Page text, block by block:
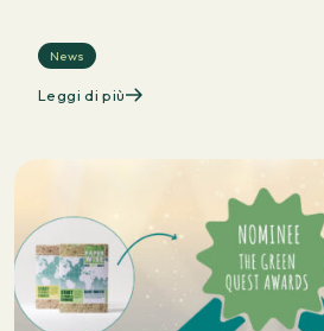
News
Leggi di più